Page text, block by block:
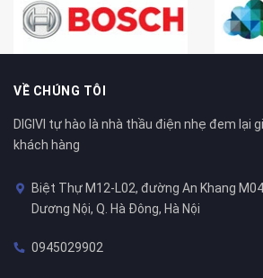
VỀ CHÚNG TÔI
DIGIVI tự hào là nhà thầu điện nhẹ đem lại
khách hàng
Biệt Thự M12-L02, đường An Khang
Dương Nội, Q. Hà Đông, Hà Nội
0945029902